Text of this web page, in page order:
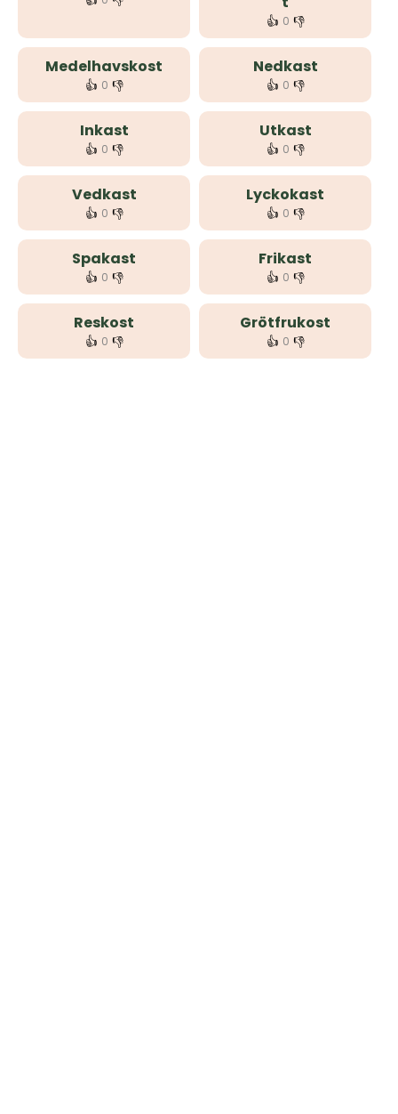
👍 0 👎
Medelhavskost
👍 0 👎
Nedkast
👍 0 👎
Inkast
👍 0 👎
Utkast
👍 0 👎
Vedkast
👍 0 👎
Lyckokast
👍 0 👎
Spakast
👍 0 👎
Frikast
👍 0 👎
Reskost
👍 0 👎
Grötfrukost
👍 0 👎